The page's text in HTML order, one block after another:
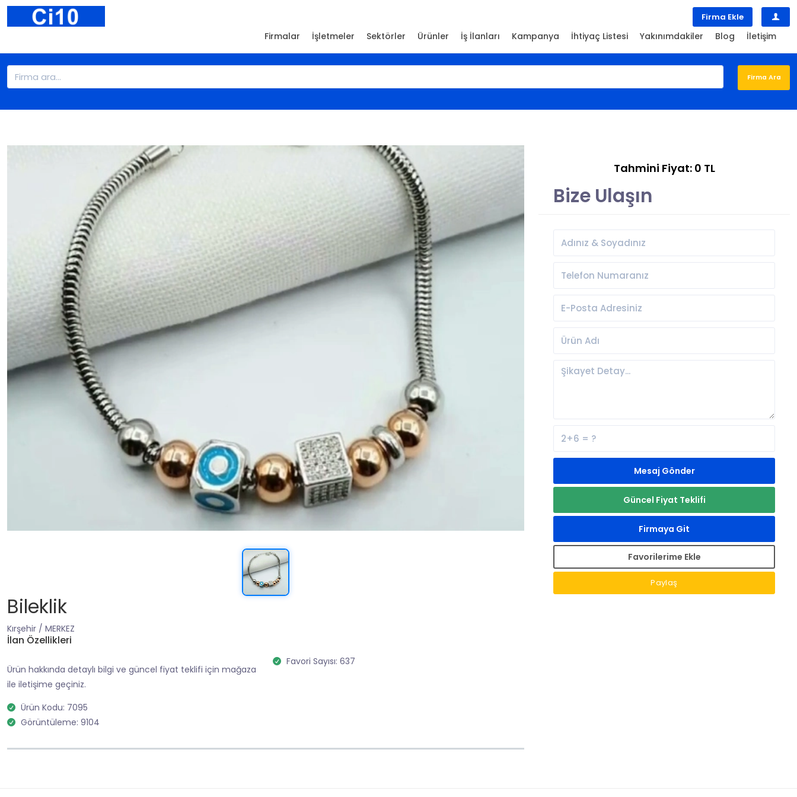
Firma Ekle
Firmalar İşletmeler Sektörler Ürünler İş İlanları Kampanya İhtiyaç Listesi Yakınımdakiler Blog İletişim
Bileklik
Kırşehir / MERKEZ
İlan Özellikleri
Ürün hakkında detaylı bilgi ve güncel fiyat teklifi için mağaza
ile iletişime geçiniz.
Ürün Kodu: 7095
Görüntüleme: 9104
Favori Sayısı: 637
Tahmini Fiyat: 0 TL
Bize Ulaşın
Mesaj Gönder
Güncel Fiyat Teklifi
Firmaya Git
Favorilerime Ekle
Paylaş